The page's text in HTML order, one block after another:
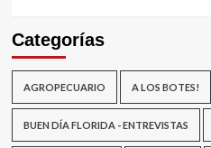
Categorías
AGROPECUARIO A LOS BOTES!
BUEN DÍA FLORIDA - ENTREVISTAS